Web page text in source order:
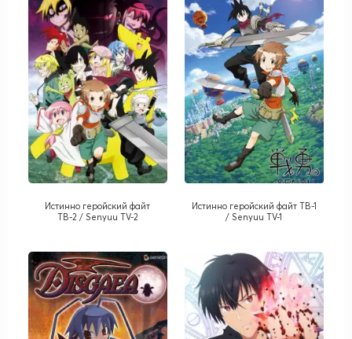
Истинно геройский файт
ТВ-2 / Senyuu TV-2
Истинно геройский файт ТВ-1
/ Senyuu TV-1